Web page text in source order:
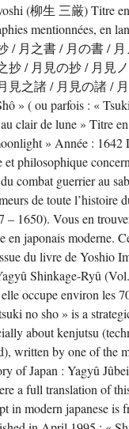
(柳生 三厳) Titre
mentionnées, en
/ 月之書 / 月の書 /
抄 / 月見の抄 / 月見
見之諸 / 月見の諸 /
» ( ou parfois : «
clair de lune » Titre
» Année : 1642
et philosophique
combat guerrier au
de toute l’histoire
– 1650). Vous en
en japonais moderne.
du livre de Yoshio
Shinkage-Ryû
occupe environ les
no sho » is a
about kenjutsu
written by one of the
of Japan : Yagyû
a full translation of
in modern japanese is